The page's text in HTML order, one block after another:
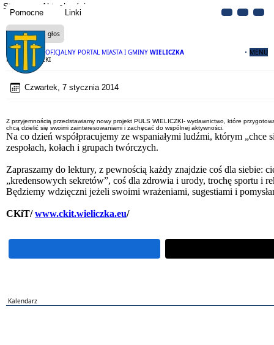
Pomocne Linki
OFICJALNY PORTAL MIASTA I GMINY WIELICZKA MENU
Strona Aktualności
Czytaj na głos
PULS WIELICZKI
Czwartek, 7 stycznia 2014
Z przyjemnością przedstawiamy nowy projekt PULS WIELICZKI- wydawnictwo, które
chcą dzielić się swoimi zainteresowaniami i zachęcać do wspólnej aktywności.
Na co dzień współpracujemy ze wspaniałymi ludźmi, którym „chce
zespołach, kołach i grupach twórczych.
Zapraszamy do lektury, z pewnością każdy znajdzie coś dla siebie:
„kredensowych sekretów”, coś dla zdrowia i urody, trochę sportu i
Będziemy wdzięczni jeżeli swoimi wrażeniami, sugestiami i
CKiT/www.ckit.wieliczka.eu/
Kalendarz